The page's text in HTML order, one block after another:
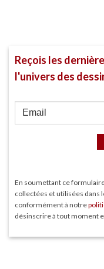
Reçois les
l'univers des
En soumettant ce
collectées et utilisées dans
conformément à notre
désinscrire à tout moment